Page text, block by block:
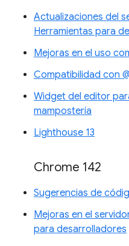
Actualizaciones del
Herramientas para
Mejoras en el uso
Compatibilidad con
Widget del editor
mampostería
Lighthouse 13
Chrome 142
Sugerencias de
Mejoras en el
para desarrolladores